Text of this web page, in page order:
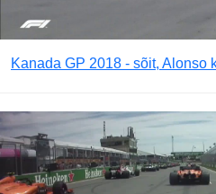
Kanada GP 2018 - sõit, Alonso